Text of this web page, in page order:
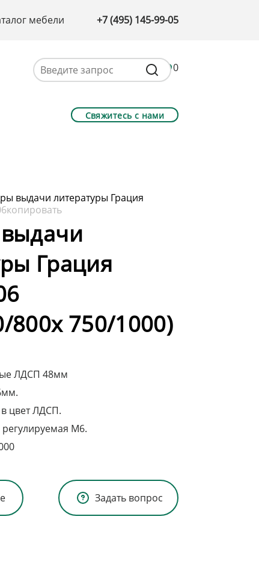
мебели +7 (495) 145-99-05
0
Свяжитесь с нами
выдачи литературы Грация
копировать
Грация
800х 750/1000)
ЛДСП 48мм
цвет ЛДСП.
М6.
Задать вопрос